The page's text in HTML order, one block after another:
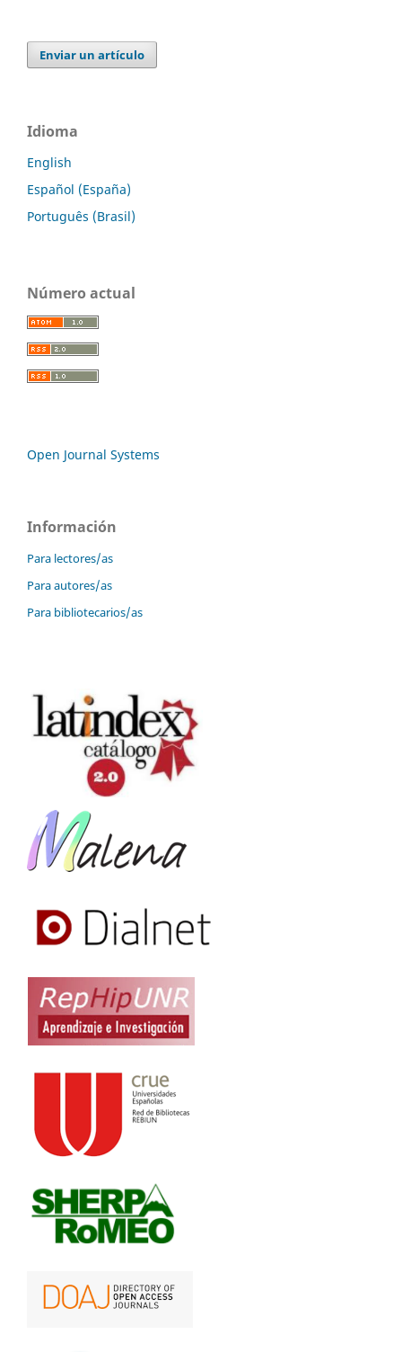
Enviar un artículo
Idioma
English
Español (España)
Português (Brasil)
Número actual
Open Journal Systems
Información
Para lectores/as
Para autores/as
Para bibliotecarios/as